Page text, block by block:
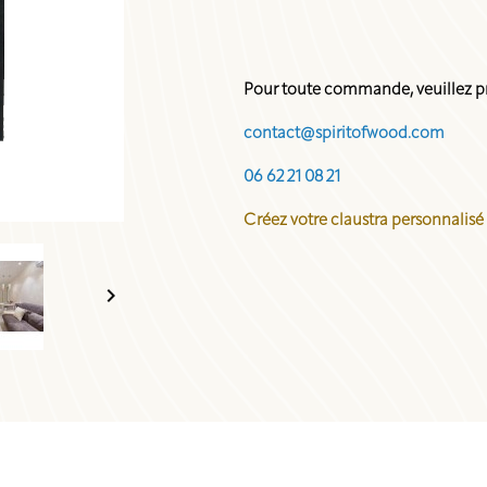

Pour toute commande, veuillez
contact@spiritofwood.com
06 62 21 08 21
Créez votre claustra